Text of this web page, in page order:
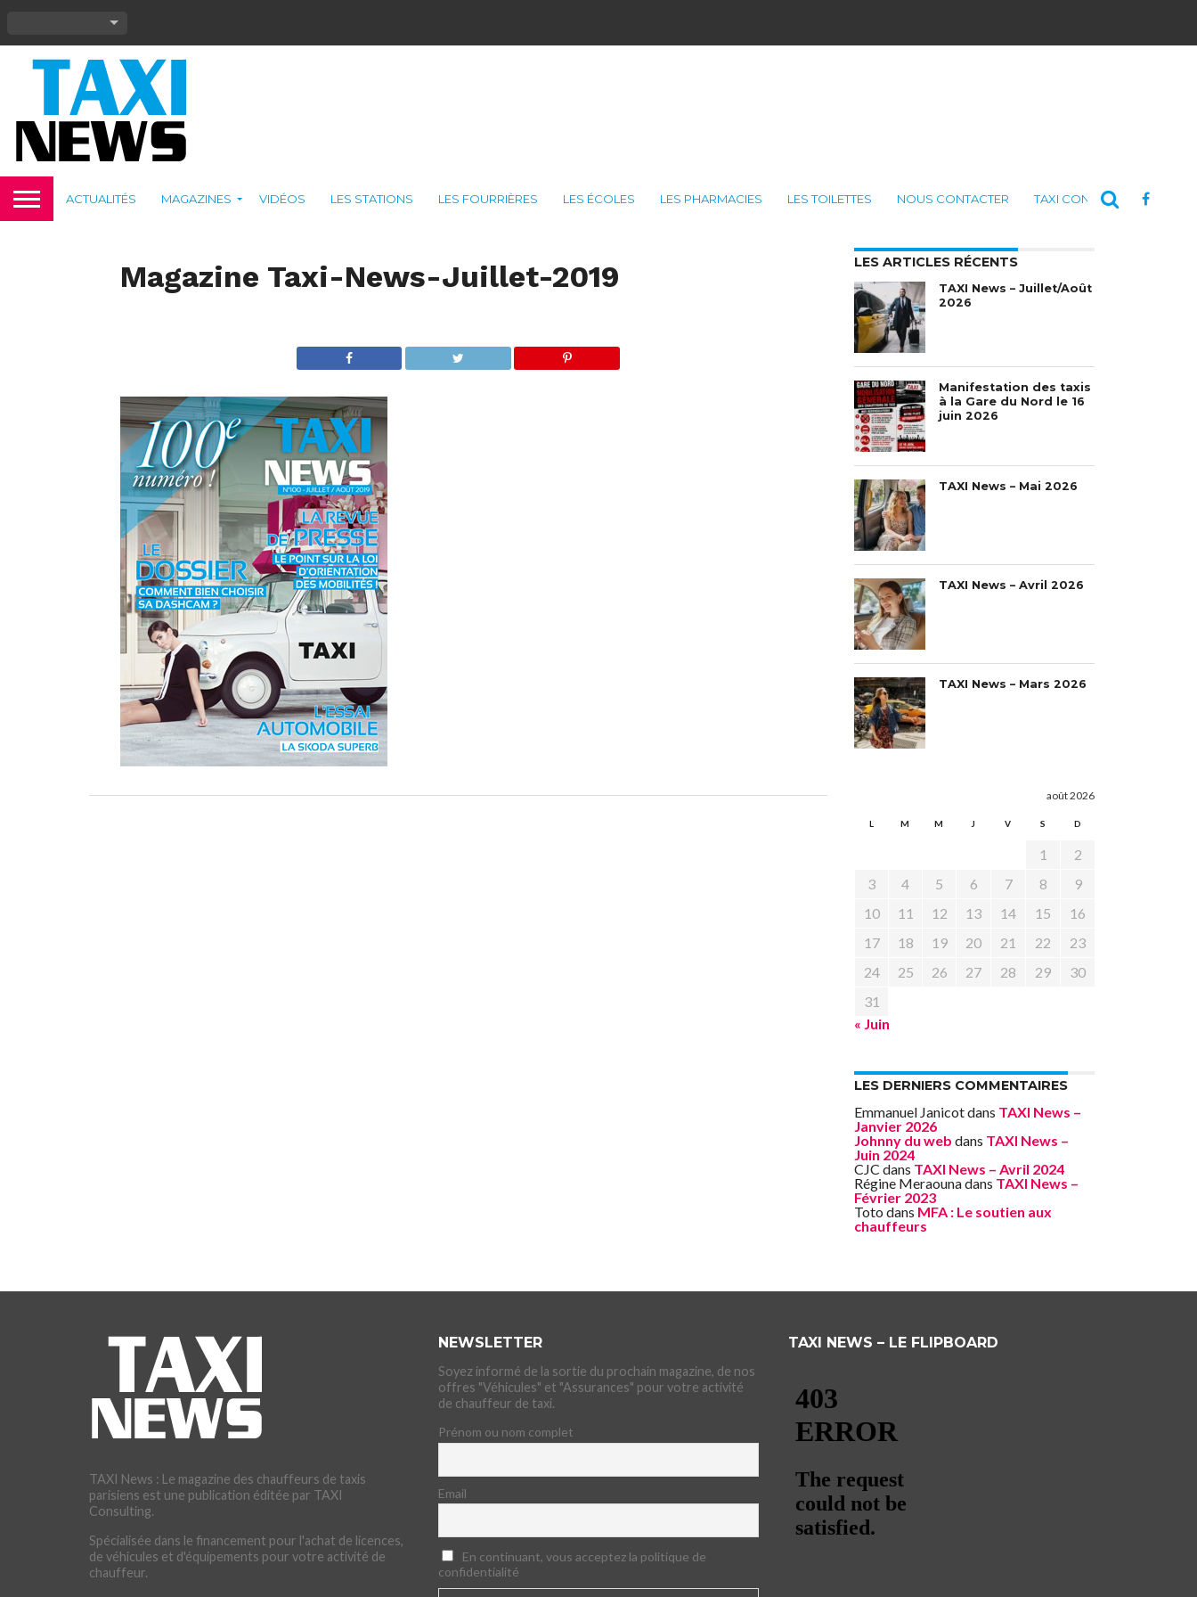
ACTUALITÉS MAGAZINES VIDÉOS LES STATIONS LES FOURRIÈRES LES ÉCOLES LES PHARMACIES LES TOILETTES NOUS CONTACTER TAXI CONSULTING
Magazine Taxi-News-Juillet-2019 LES ARTICLES RÉCENTS
TAXI News – Juillet/Août
2026
Manifestation des taxis
à la Gare du Nord le 16
juin 2026
TAXI News – Mai 2026
TAXI News – Avril 2026
TAXI News – Mars 2026
août 2026
L M M J V S D
1
2
3
4 5 6 7 8
9
10
11 12 13 14 15
16
17
18 19 20 21 22
23
24
25 26 27 28 29
30
31
« Juin
LES DERNIERS COMMENTAIRES
Emmanuel Janicotdans TAXI News –
Janvier 2026
Johnny du web dans TAXI News –
Juin 2024
CJC dans TAXI News – Avril 2024
Régine Meraounadans TAXI News –
Février 2023
Toto dans MFA : Le soutien aux
chauffeurs
TAXI News : Le magazine des chauffeurs de taxis
parisiens est une publication éditée par TAXI
Consulting.
Spécialisée dans le financement pour l'achat de licences,
de véhicules et d'équipements pour votre activité de
chauffeur.
NEWSLETTER
Soyez informé de la sortie du prochain magazine, de nos
offres "Véhicules" et "Assurances" pour votre activité
de chauffeur de taxi.
Prénom ou nom complet
Email
En continuant, vous acceptez la politique de
confidentialité
TAXI NEWS – LE FLIPBOARD